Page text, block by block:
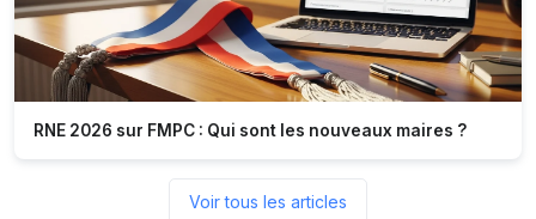
RNE 2026 sur FMPC : Qui sont les nouveaux maires ?
Voir tous les articles